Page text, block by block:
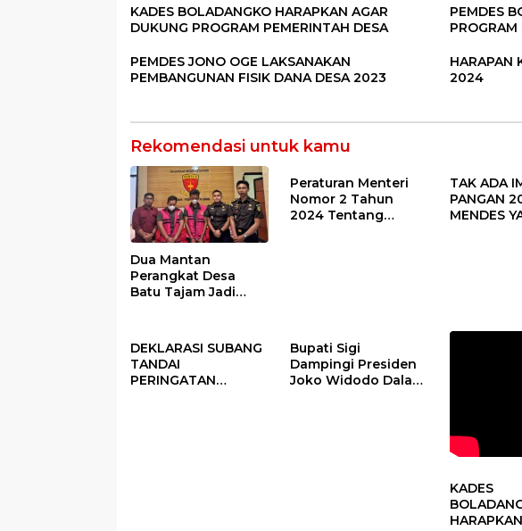
KADES BOLADANGKO HARAPKAN AGAR
DUKUNG PROGRAM PEMERINTAH DESA
PEMDES
PEMDES JONO OGE LAKSANAKAN
PEMBANGUNAN FISIK DANA DESA 2023
HARAPAN
2024
Rekomendasi untuk kamu
Dua Mantan
Perangkat Desa
Batu Tajam Jadi
Juta
Peraturan Menteri
Nomor 2 Tahun
2024 Tentang
TAK ADA
PANGAN
MENDES
DEKLARASI SUBANG
TANDAI
PERINGATAN
Bupati Sigi
Dampingi Presiden
Joko Widodo Dalam
KADES